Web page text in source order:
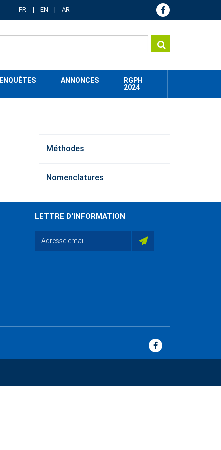
FR EN AR
ENQUÊTES ANNONCES
RGPH
2024
method
menu
Méthodes
Nomenclatures
LETTRE D'INFORMATION